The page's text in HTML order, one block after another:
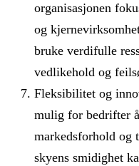
organisasjonen
og
bruke verdifulle
vedlikehold og
Fleksibilitet og
mulig for bedrifter
markedsforhold og
skyens smidighet